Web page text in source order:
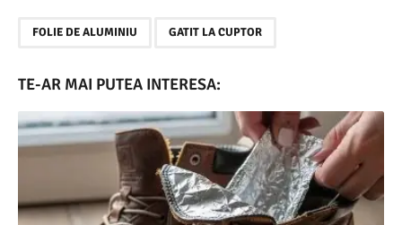
FOLIE DE ALUMINIU GATIT LA CUPTOR
TE-AR MAI PUTEA INTERESA: